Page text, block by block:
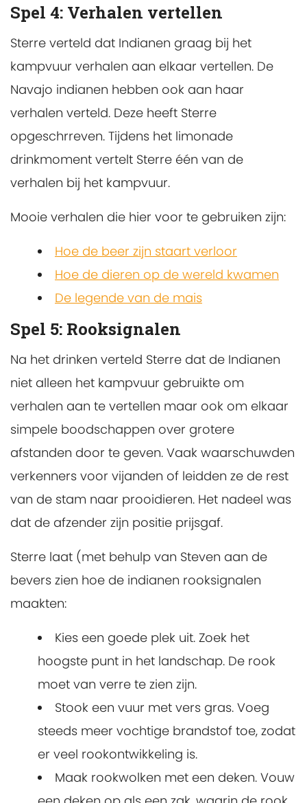
Spel 4: Verhalen vertellen
Sterre verteld dat Indianen graag bij het
kampvuur verhalen aan elkaar vertellen. De
Navajo indianen hebben ook aan haar
verhalen verteld. Deze heeft Sterre
opgeschrreven. Tijdens het limonade
drinkmoment vertelt Sterre één van de
verhalen bij het kampvuur.
Mooie verhalen die hier voor te gebruiken zijn:
Hoe de beer zijn staart verloor
Hoe de dieren op de wereld kwamen
De legende van de mais
Spel 5: Rooksignalen
Na het drinken verteld Sterre dat de Indianen
niet alleen het kampvuur gebruikte om
verhalen aan te vertellen maar ook om elkaar
simpele boodschappen over grotere
afstanden door te geven. Vaak waarschuwden
verkenners voor vijanden of leidden ze de rest
van de stam naar prooidieren. Het nadeel was
dat de afzender zijn positie prijsgaf.
Sterre laat (met behulp van Steven aan de
bevers zien hoe de indianen rooksignalen
maakten:
Kies een goede plek uit. Zoek het
hoogste punt in het landschap. De rook
moet van verre te zien zijn.
Stook een vuur met vers gras. Voeg
steeds meer vochtige brandstof toe, zodat
er veel rookontwikkeling is.
Maak rookwolken met een deken. Vouw